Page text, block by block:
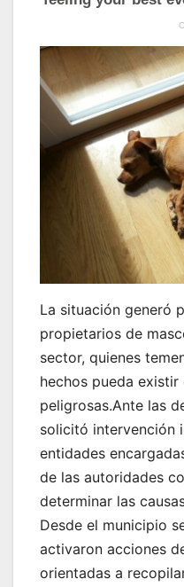
La situación generó
propietarios de
sector, quienes
hechos pueda
peligrosas.Ante las
solicitó intervención
entidades
de las autoridades
determinar las
Desde el municipio
activaron acciones
orientadas a